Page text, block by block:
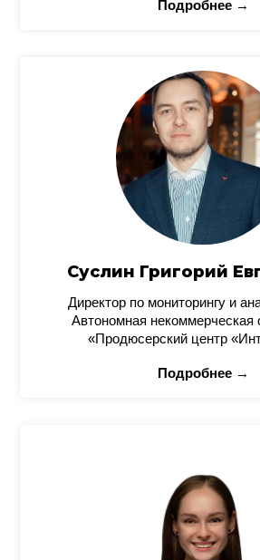
Подробнее →
Суслин Григорий
Директор по мониторингу и
Автономная некоммерческая
«Продюсерский центр
Подробнее →